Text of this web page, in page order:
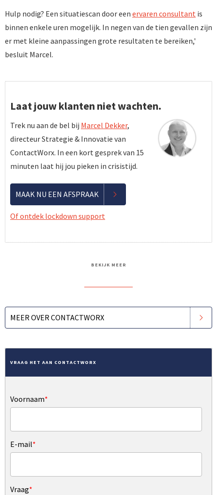
Hulp nodig? Een situatiescan door een ervaren consultant is
binnen enkele uren mogelijk. In negen van de tien gevallen zijn
er met kleine aanpassingen grote resultaten te bereiken,'
besluit Marcel.
Laat jouw klanten niet wachten.
Trek nu aan de bel bij Marcel Dekker,
directeur Strategie & Innovatie van
ContactWorx. In een kort gesprek van 15
minuten laat hij jou pieken in crisistijd.
MAAK NU EEN AFSPRAAK
Of ontdek lockdown support
BEKIJK MEER
MEER OVER CONTACTWORX
VRAAG HET AAN CONTACTWORX
Voornaam*
E-mail*
Vraag*